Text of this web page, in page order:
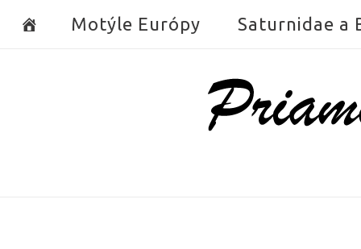
Motýle Európy Saturnidae a
Home